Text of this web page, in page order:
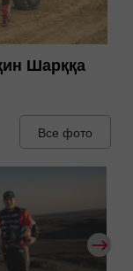
Шарққа
Все фото